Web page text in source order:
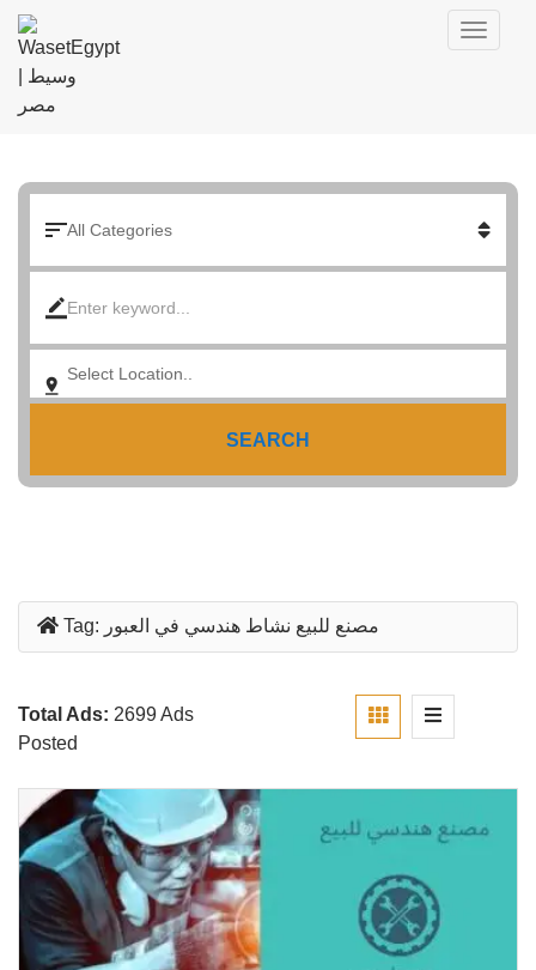
SEARCH
Tag: مصنع للبيع نشاط هندسي في العبور
Total Ads: 2699 Ads
Posted